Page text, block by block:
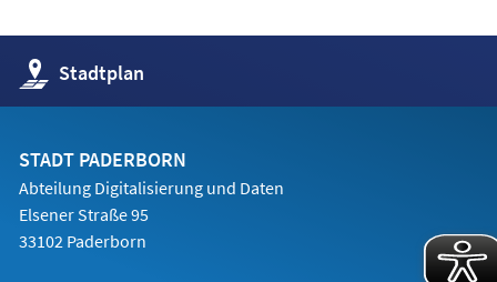
Stadtplan
(Öffnet
in
einem
Tab)
STADT PADERBORN
Abteilung Digitalisierung und Daten
Elsener Straße 95
33102 Paderborn